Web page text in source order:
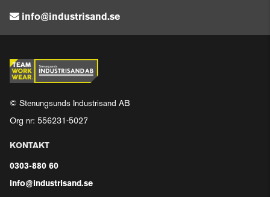
info@industrisand.se
© Stenungsunds Industrisand AB
Org nr: 556231-5027
KONTAKT
0303-880 60
info@industrisand.se